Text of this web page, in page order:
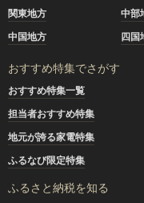
関東地方
中部
中国地方
四国
おすすめ特集でさがす
おすすめ特集一覧
担当者おすすめ特集
地元が誇る家電特集
ふるなび限定特集
ふるさと納税を知る